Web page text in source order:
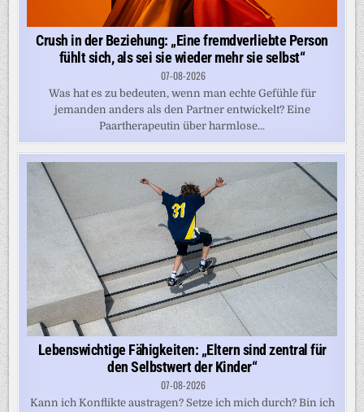
Crush in der Beziehung: „Eine fremdverliebte Person
fühlt sich, als sei sie wieder mehr sie selbst“
07-08-2026
Was hat es zu bedeuten, wenn man echte Gefühle für
jemanden anders als den Partner entwickelt? Eine
Paartherapeutin über harmlose...
Lebenswichtige Fähigkeiten: „Eltern sind zentral für
den Selbstwert der Kinder“
07-08-2026
Kann ich Konflikte austragen? Setze ich mich durch? Bin ich